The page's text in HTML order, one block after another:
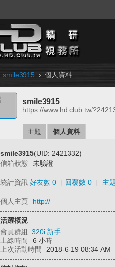
smile3915 › 個人資料
smile3915
https://www.hd.club.tw/
主題 個人資料
smile3915(UID: 2421332)
信箱狀態
未驗證
統計資訊 好友數 0 回覆數 0 主
個人主頁 http://
活躍概況
會員群組 320i 新手
上線時間
6 小時
上次活動時間
2018-6-19 08:34 AM